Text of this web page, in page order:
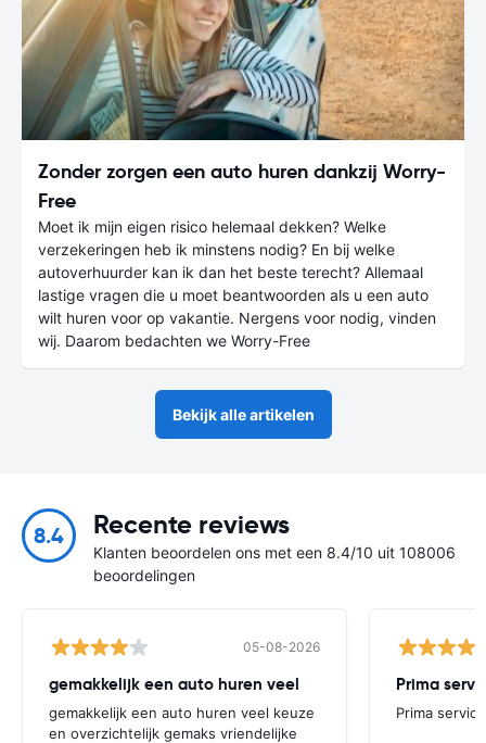
Zonder zorgen een auto huren dankzij Worry-
Free
Moet ik mijn eigen risico helemaal dekken? Welke
verzekeringen heb ik minstens nodig? En bij welke
autoverhuurder kan ik dan het beste terecht? Allemaal
lastige vragen die u moet beantwoorden als u een auto
wilt huren voor op vakantie. Nergens voor nodig, vinden
wij. Daarom bedachten we Worry-Free
Bekijk alle artikelen
8.4 Recente reviews
Klanten beoordelen ons met een 8.4/10 uit 108006
beoordelingen
05-08-2026
gemakkelijk een auto huren veel
gemakkelijk een auto huren veel keuze
en overzichtelijk gemaks vriendelijke
Prima
Prima service